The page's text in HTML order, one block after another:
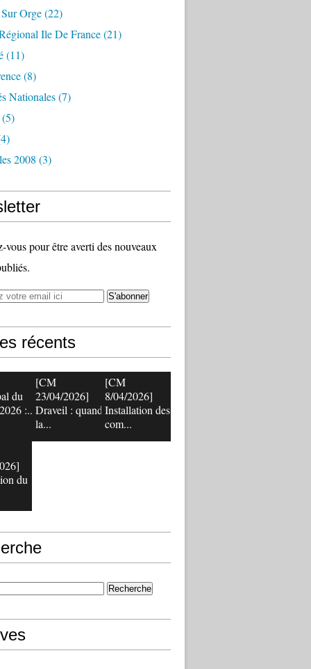
Orge(22)
Ile De France(21)
(11)
(8)
Nationales(7)
(5)
2008 (3)
vous pour être averti des nouveaux
récents
du
:...
[CM
23/04/2026]
Draveil : quand
la...
[CM
8/04/2026]
Installation des
com...
du